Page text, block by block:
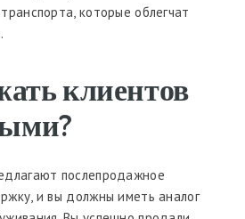
которые облегчат
клиентов
послепродажное
и вы должны иметь аналог